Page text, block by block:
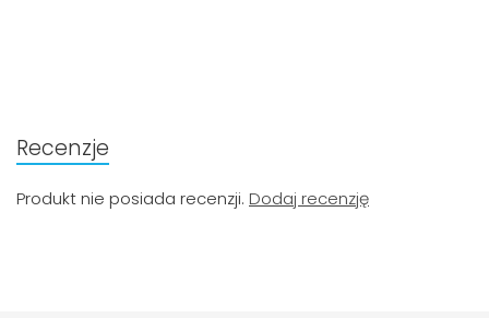
Recenzje
Produkt nie posiada recenzji. Dodaj recenzję